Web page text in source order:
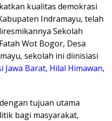
kualitas demokrasi
Indramayu, telah
Sekolah
Wot Bogor, Desa
sekolah ini diinisiasi
Jawa Barat, Hilal Himawan,
tujuan utama
bagi masyarakat,